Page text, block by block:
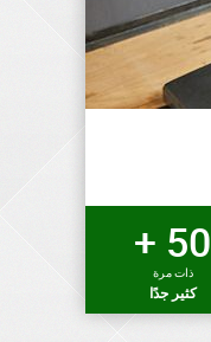
50 +
ذات مرة
كثير جدًا